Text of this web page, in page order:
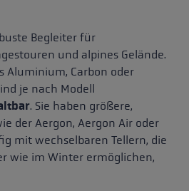
Begleiter für
und alpines Gelände.
Aluminium, Carbon oder
je nach Modell
. Sie haben größere,
der Aergon, Aergon Air oder
mit wechselbaren Tellern, die
wie im Winter ermöglichen,